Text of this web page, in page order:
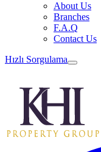
About Us
Branches
F.A.Q
Contact Us
Hızlı Sorgulama